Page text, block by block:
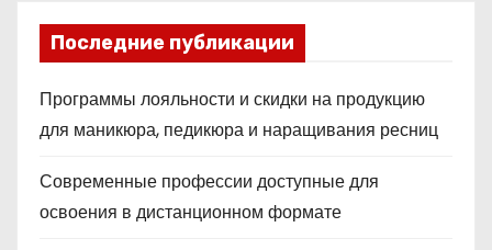
Последние публикации
Программы лояльности и скидки на продукцию
для маникюра, педикюра и наращивания ресниц
Современные профессии доступные для
освоения в дистанционном формате